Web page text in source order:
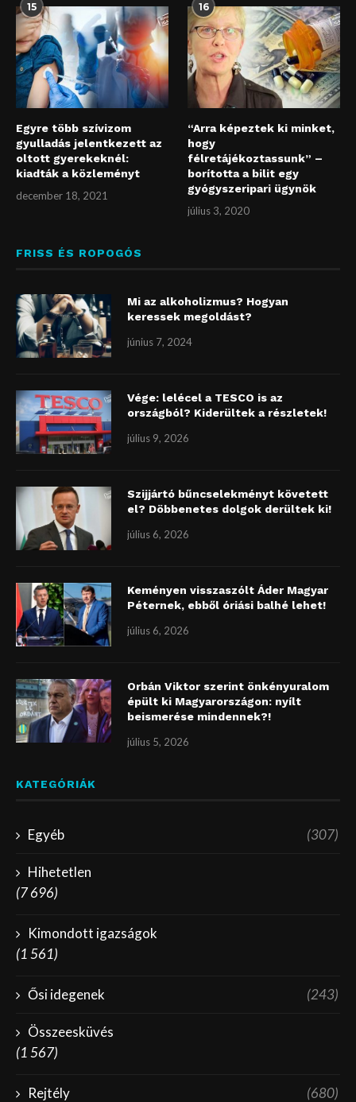
15
Egyre több szívizom
gyulladás jelentkezett az
oltott gyerekeknél:
kiadták a közleményt
december 18, 2021
16
“Arra képeztek ki minket,
hogy
félretájékoztassunk” –
borította a bilit egy
gyógyszeripari ügynök
július 3, 2020
FRISS ÉS ROPOGÓS
Mi az alkoholizmus? Hogyan
keressek megoldást?
június 7, 2024
Vége: lelécel a TESCO is az
országból? Kiderültek a részletek!
július 9, 2026
Szijjártó bűncselekményt követett
el? Döbbenetes dolgok derültek ki!
július 6, 2026
Keményen visszaszólt Áder Magyar
Péternek, ebből óriási balhé lehet!
július 6, 2026
Orbán Viktor szerint önkényuralom
épült ki Magyarországon: nyílt
beismerése mindennek?!
július 5, 2026
KATEGÓRIÁK
Egyéb (307)
Hihetetlen
(7 696)
Kimondott igazságok
(1 561)
Ősi idegenek (243)
Összeesküvés
(1 567)
Rejtély (680)